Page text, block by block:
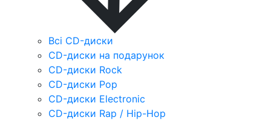
Всі CD-диски
CD-диски на подарунок
CD-диски Rock
CD-диски Pop
CD-диски Electronic
CD-диски Rap / Hip-Hop